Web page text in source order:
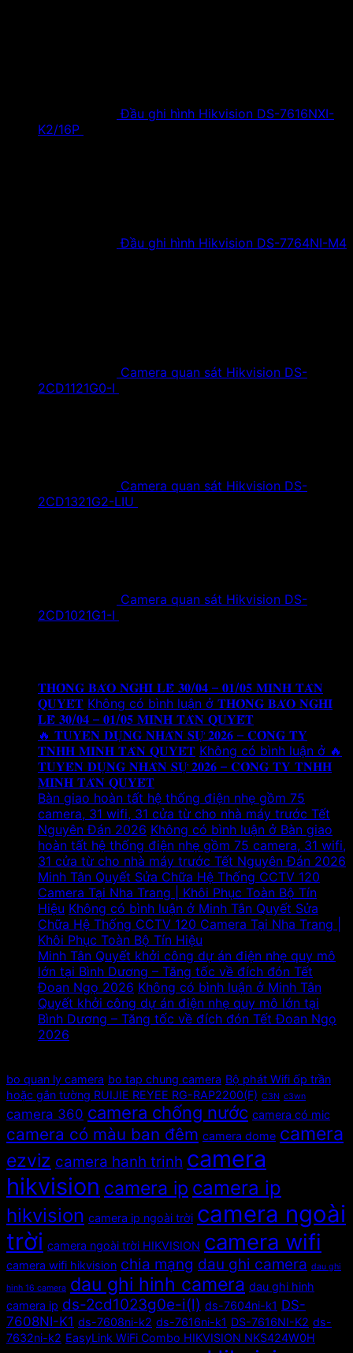
Đầu ghi hình Hikvision DS-7616NXI-
K2/16P
Đầu ghi hình Hikvision DS-7764NI-M4
Camera quan sát Hikvision DS-
2CD1121G0-I
Camera quan sát Hikvision DS-
2CD1321G2-LIU
Camera quan sát Hikvision DS-
2CD1021G1-I
𝐓𝐇𝐎̂𝐍𝐆 𝐁𝐀́𝐎 𝐍𝐆𝐇𝐈̉ 𝐋𝐄̂̃ 𝟑𝟎/𝟎𝟒 – 𝟎𝟏/𝟎𝟓 𝐌𝐈𝐍𝐇 𝐓𝐀̂𝐍
𝐐𝐔𝐘𝐄̂́𝐓 Không có bình luận ở 𝐓𝐇𝐎̂𝐍𝐆 𝐁𝐀́𝐎 𝐍𝐆𝐇𝐈̉
𝐋𝐄̂̃ 𝟑𝟎/𝟎𝟒 – 𝟎𝟏/𝟎𝟓 𝐌𝐈𝐍𝐇 𝐓𝐀̂𝐍 𝐐𝐔𝐘𝐄̂́𝐓
🔥 𝐓𝐔𝐘𝐄̂̉𝐍 𝐃𝐔̣𝐍𝐆 𝐍𝐇𝐀̂𝐍 𝐒𝐔̛̣ 𝟐𝟎𝟐𝟔 – 𝐂𝐎̂𝐍𝐆 𝐓𝐘
𝐓𝐍𝐇𝐇 𝐌𝐈𝐍𝐇 𝐓𝐀̂𝐍 𝐐𝐔𝐘𝐄̂́𝐓 Không có bình luận ở 🔥
𝐓𝐔𝐘𝐄̂̉𝐍 𝐃𝐔̣𝐍𝐆 𝐍𝐇𝐀̂𝐍 𝐒𝐔̛̣ 𝟐𝟎𝟐𝟔 – 𝐂𝐎̂𝐍𝐆 𝐓𝐘 𝐓𝐍𝐇𝐇
𝐌𝐈𝐍𝐇 𝐓𝐀̂𝐍 𝐐𝐔𝐘𝐄̂́𝐓
Bàn giao hoàn tất hệ thống điện nhẹ gồm 75
camera, 31 wifi, 31 cửa từ cho nhà máy trước Tết
Nguyên Đán 2026 Không có bình luận ở Bàn giao
hoàn tất hệ thống điện nhẹ gồm 75 camera, 31 wifi,
31 cửa từ cho nhà máy trước Tết Nguyên Đán 2026
Minh Tân Quyết Sửa Chữa Hệ Thống CCTV 120
Camera Tại Nha Trang | Khôi Phục Toàn Bộ Tín
Hiệu Không có bình luận ở Minh Tân Quyết Sửa
Chữa Hệ Thống CCTV 120 Camera Tại Nha Trang |
Khôi Phục Toàn Bộ Tín Hiệu
Minh Tân Quyết khởi công dự án điện nhẹ quy mô
lớn tại Bình Dương – Tăng tốc về đích đón Tết
Đoan Ngọ 2026 Không có bình luận ở Minh Tân
Quyết khởi công dự án điện nhẹ quy mô lớn tại
Bình Dương – Tăng tốc về đích đón Tết Đoan Ngọ
2026
bo quan ly camera bo tap chung camera Bộ phát Wifi ốp trần
hoặc gắn tường RUIJIE REYEE RG-RAP2200(F) C3N c3wn
camera 360 camera chống nước camera có mic
camera có màu ban đêm camera dome camera
ezviz camera hanh trinh camera
hikvision camera ip camera ip
hikvision camera ip ngoài trời camera ngoài
trời camera ngoài trời HIKVISION camera wifi
camera wifi hikvision chia mạng dau ghi camera dau ghi
hinh 16 camera dau ghi hinh camera dau ghi hinh
camera ip ds-2cd1023g0e-i(l) ds-7604ni-k1 DS-
7608NI-K1 ds-7608ni-k2 ds-7616ni-k1 DS-7616NI-K2 ds-
7632ni-k2 EasyLink WiFi Combo HIKVISION NKS424W0H